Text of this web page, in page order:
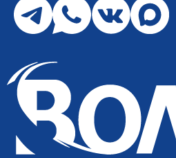
Публичная оферта о предоставлении
услуг
Публичная оферта о предоставлении